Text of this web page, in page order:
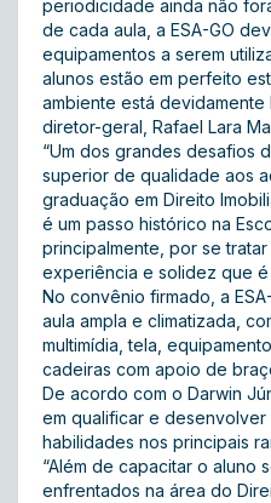
periodicidade ainda não
de cada aula, a ESA-GO
equipamentos a serem
alunos estão em perfeito
ambiente está
diretor-geral, Rafael Lara
“Um dos grandes desafios
superior de qualidade aos
graduação em Direito
é um passo histórico na
principalmente, por se
experiência e solidez que é
No convênio firmado, a
aula ampla e climatizada,
multimídia, tela,
cadeiras com apoio de
De acordo com o Darwin
em qualificar e
habilidades nos principais
“Além de capacitar o aluno
enfrentados na área do